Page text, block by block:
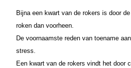
Bijna een kwart van de rokers is door
roken dan voorheen.
De voornaamste reden van toename
stress.
Een kwart van de rokers vindt het door